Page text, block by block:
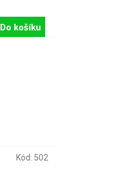
Kód: 502
Do košíku